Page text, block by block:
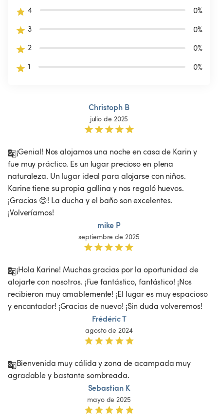
4
0%
3
0%
2
0%
1
0%
Christoph B
julio de 2025
¡Genial! Nos alojamos una noche en casa de Karin y
fue muy práctico. Es un lugar precioso en plena
naturaleza. Un lugar ideal para alojarse con niños.
Karine tiene su propia gallina y nos regaló huevos.
¡Gracias 😊! La ducha y el baño son excelentes.
¡Volveríamos!
mike P
septiembre de 2025
¡Hola Karine! Muchas gracias por la oportunidad de
alojarte con nosotros. ¡Fue fantástico, fantástico! ¡Nos
recibieron muy amablemente! ¡El lugar es muy espacioso
y encantador! ¡Gracias de nuevo! ¡Sin duda volveremos!
Frédéric T
agosto de 2024
Bienvenida muy cálida y zona de acampada muy
agradable y bastante sombreada.
Sebastian K
mayo de 2025